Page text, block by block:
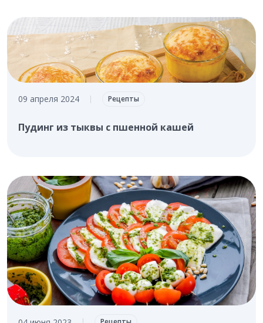
09 апреля 2024 | Рецепты
Пудинг из тыквы с пшенной кашей